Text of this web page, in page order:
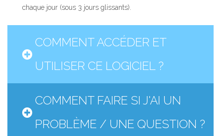
chaque jour (sous 3 jours glissants).
COMMENT ACCÉDER ET
UTILISER CE LOGICIEL ?
COMMENT FAIRE SI J'AI UN
PROBLÈME / UNE QUESTION ?